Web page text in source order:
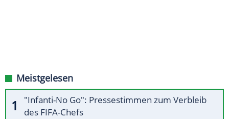
Meistgelesen
"Infanti-No Go": Pressestimmen zum Verbleib
des FIFA-Chefs